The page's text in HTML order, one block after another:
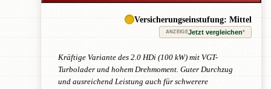
Versicherungseinstufung: Mittel
ANZEIGEJetzt vergleichen*
Kräftige Variante des 2.0 HDi (100 kW) mit VGT-
Turbolader und hohem Drehmoment. Guter Durchzug
und ausreichend Leistung auch für schwerere